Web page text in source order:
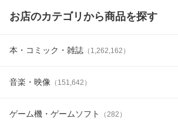
お店のカテゴリから商品を探す
本・コミック・雑誌 （ 1,262,162 ）
音楽・映像 （ 151,642 ）
ゲーム機・ゲームソフト （282 ）